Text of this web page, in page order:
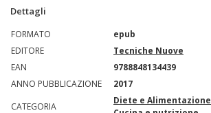
Dettagli
FORMATO
epub
EDITORE
Tecniche Nuove
EAN
9788848134439
ANNO PUBBLICAZIONE
2017
CATEGORIA
Diete e Alimentazione